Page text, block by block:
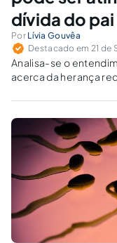
dívida do
Por Lívia Gouvêa
Destacado em 21 de
Analisa-se o
acerca da herança